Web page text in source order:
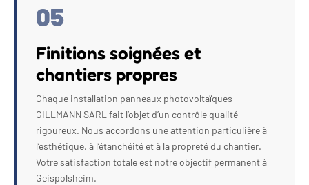
05
Finitions soignées et
chantiers propres
Chaque installation panneaux photovoltaïques
GILLMANN SARL fait l’objet d’un contrôle qualité
rigoureux. Nous accordons une attention particulière à
l’esthétique, à l’étanchéité et à la propreté du chantier.
Votre satisfaction totale est notre objectif permanent à
Geispolsheim.